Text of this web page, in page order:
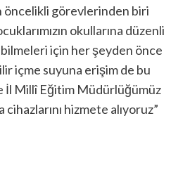
öncelikli görevlerinden biri
okullarına düzenli
için her şeyden önce
içme suyuna erişim de bu
İl Millî Eğitim Müdürlüğümüz
hizmete alıyoruz”